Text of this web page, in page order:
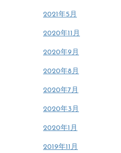
2021年5月
2020年11月
2020年9月
2020年8月
2020年7月
2020年3月
2020年1月
2019年11月